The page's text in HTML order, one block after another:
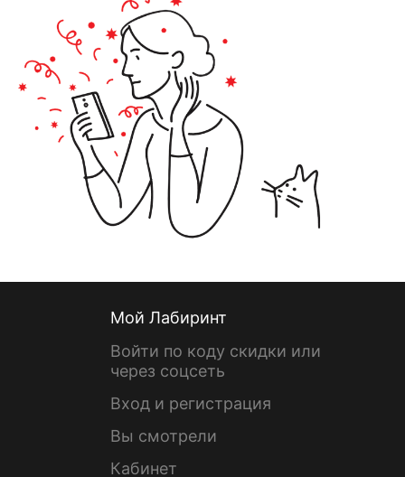
Мой Лабиринт
Войти по коду скидки или
через соцсеть
Вход и регистрация
Вы смотрели
Кабинет